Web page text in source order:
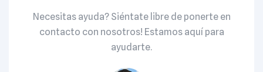
Necesitas ayuda? Siéntate libre de ponerte en
contacto con nosotros! Estamos aquí para
ayudarte.